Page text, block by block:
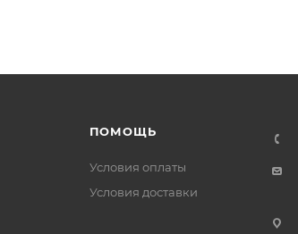
ПОМОЩЬ
Условия оплаты
Условия доставки